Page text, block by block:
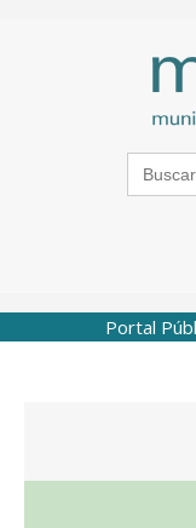
Search
for:
Portal